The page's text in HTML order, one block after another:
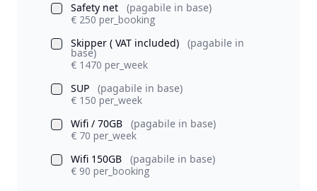
Safety net
(pagabile in base)
€ 250 per_booking
Skipper ( VAT included)
(pagabile in
base)
€ 1470 per_week
SUP
(pagabile in base)
€ 150 per_week
Wifi / 70GB
(pagabile in base)
€ 70 per_week
Wifi 150GB
(pagabile in base)
€ 90 per_booking